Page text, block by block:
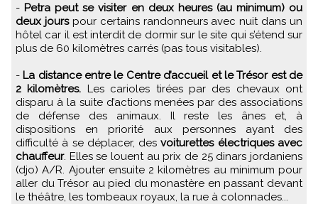
Petra peut se visiter en deux heures (au minimum) ou
deux jourspour certains randonneurs avec nuit dans un
hôtel car il est interdit de dormir sur le site qui s’étend sur
plus de 60 kilomètres carrés (pas tous visitables).
- La distance entre le Centre d’accueil et le Trésor est de
2 kilomètres. Les carioles tirées par des chevaux ont
disparu à la suite d’actions menées par des associations
de défense des animaux. Il reste les ânes et, à
dispositions en priorité aux personnes ayant des
difficulté à se déplacer, desvoiturettes électriques avec
chauffeur. Elles se louent au prix de 25 dinars jordaniens
(djo) A/R. Ajouter ensuite 2 kilomètres au minimum pour
aller du Trésor au pied du monastère en passant devant
le théâtre, les tombeaux royaux, la rue à colonnades...